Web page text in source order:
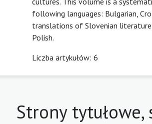
following languages: Bulgarian,
translations of Slovenian
Polish.
Liczba artykułów: 6
Strony